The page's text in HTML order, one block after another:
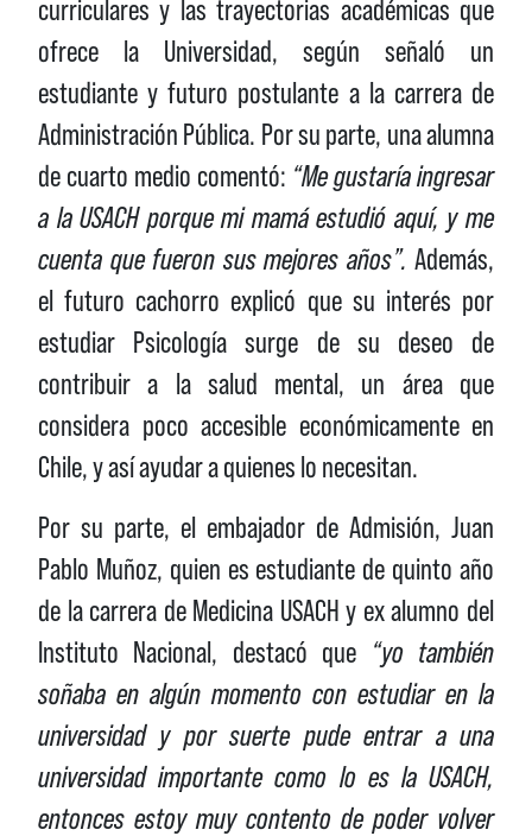
curriculares y las trayectorias académicas que
ofrece la Universidad, según señaló un
estudiante y futuro postulante a la carrera de
Administración Pública. Por su parte, una alumna
de cuarto medio comentó: “Me gustaría ingresar
a la USACH porque mi mamá estudió aquí, y me
cuenta que fueron sus mejores años”. Además,
el futuro cachorro explicó que su interés por
estudiar Psicología surge de su deseo de
contribuir a la salud mental, un área que
considera poco accesible económicamente en
Chile, y así ayudar a quienes lo necesitan.
Por su parte, el embajador de Admisión, Juan
Pablo Muñoz, quien es estudiante de quinto año
de la carrera de Medicina USACH y ex alumno del
Instituto Nacional, destacó que “yo también
soñaba en algún momento con estudiar en la
universidad y por suerte pude entrar a una
universidad importante como lo es la USACH,
entonces estoy muy contento de poder volver